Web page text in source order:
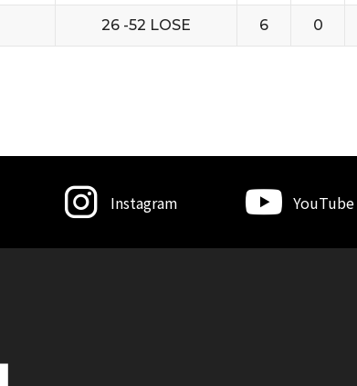
26 -52 LOSE 6 0
Instagram YouTube